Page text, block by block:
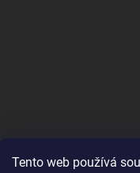
Tento web používá